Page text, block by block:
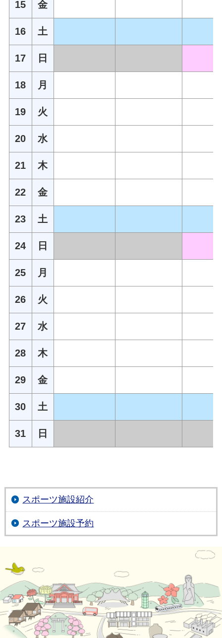
15 金
16 土
17 日
18 月
19 火
20 水
21 木
22 金
23 土
24 日
25 月
26 火
27 水
28 木
29 金
30 土
31 日
スポーツ施設紹介
スポーツ施設予約